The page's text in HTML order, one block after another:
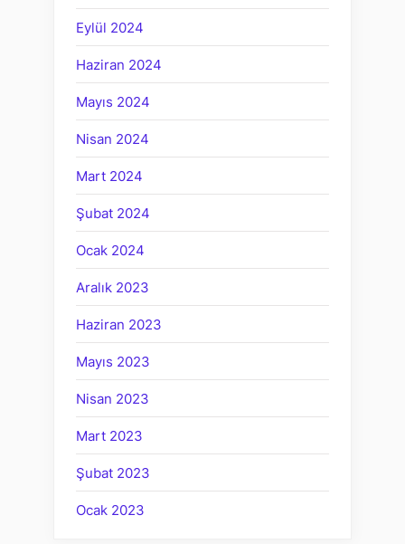
Eylül 2024
Haziran 2024
Mayıs 2024
Nisan 2024
Mart 2024
Şubat 2024
Ocak 2024
Aralık 2023
Haziran 2023
Mayıs 2023
Nisan 2023
Mart 2023
Şubat 2023
Ocak 2023